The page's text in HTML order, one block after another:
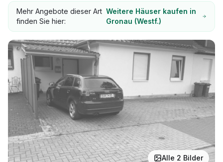
Mehr Angebote dieser Art
finden Sie hier:
Weitere Häuser kaufen in
Gronau (Westf.)
Alle 2 Bilder